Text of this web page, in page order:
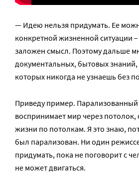
— Идею нельзя придумать. Ее
конкретной жизненной ситуации –
заложен смысл. Поэтому дальше
документальных, бытовых знаний,
которых никогда не узнаешь без
Приведу пример. Парализованный
воспринимает мир через потолок,
жизни по потолкам. Я это знаю,
был парализован. Ни один
придумать, пока не поговорит с
не может двигаться.